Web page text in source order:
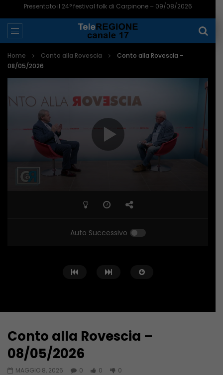
Presentato il 24° festival folk di Carpinone – 09/08/2026
Home Conto alla Rovescia
Conto alla Rovescia –
08/05/2026
Auto Successivo
02:02:04
Conto alla Rovescia – 26/06/2026
Conto alla Rovescia –
08/05/2026
MAGGIO 8, 2026 0 0 0